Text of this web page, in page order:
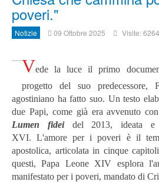
poveri."
Notizie 09 Ottobre 2025 Visite: 6264
Vede la luce il primo
progetto del suo predecessore,
agostiniano ha fatto suo. Un testo
due Papi, come già era avvenuto
Lumen fideidel 2013, ideata e
XVI.L'amore per i poveri è il
apostolica, articolata in cinque
questi, Papa Leone XIV esplora
manifestato per i poveri, mandato di